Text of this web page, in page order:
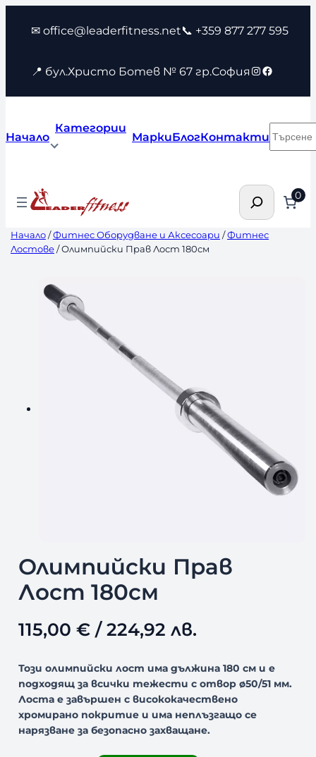
съдържанието
✉ office@leaderfitness.net📞 +359 877 277 595
📍 бул.Христо Ботев № 67 гр.София Instagram
Facebook
Начало
Категории
МаркиБлогКонтакти
Търсене 0
Начало/Фитнес Оборудване и Аксесоари /Фитнес
Лостове/ Олимпийски Прав Лост 180см
Олимпийски Прав
Лост 180см
115,00 €/ 224,92 лв.
Този олимпийски лост има дължина 180 см и е
подходящ за всички тежести с отвор ø50/51 мм.
Лоста е завършен с висококачествено
хромирано покритие и има неплъзгащо се
нарязване за безопасно захващане.